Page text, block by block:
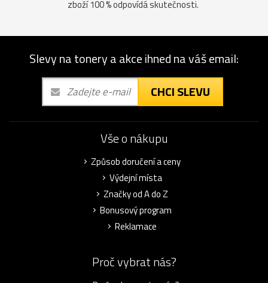
zboží 100 % odpovídá skutečnosti.
Slevy na tonery a akce ihned na váš email:
CHCI SLEVU
Vše o nákupu
Způsob doručení a ceny
Výdejní místa
Značky od A do Z
Bonusový program
Reklamace
Proč vybrat nás?